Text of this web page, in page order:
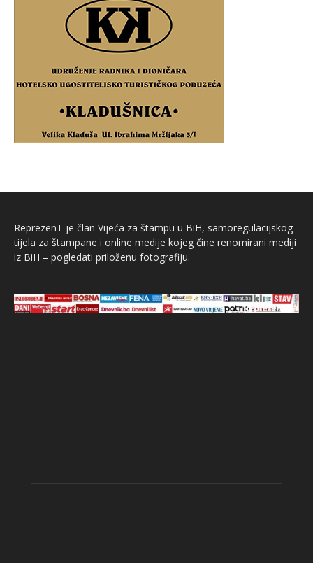
ReprezenT je član Vijeća za štampu u BiH, samoregulacijskog
tijela za štampane i online medije kojeg čine renomirani mediji
iz BiH – pogledati priloženu fotografiju.